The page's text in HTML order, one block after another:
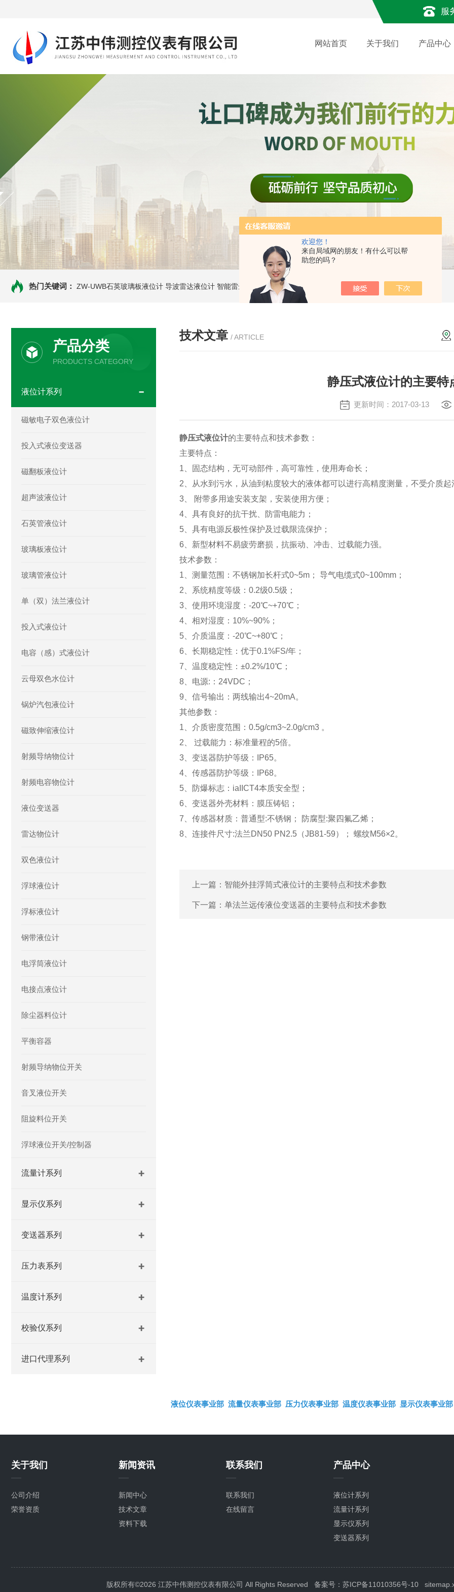
欢迎您！
来自局域网的朋友！有什么可以帮
助您的吗？
服
网站首页 关于我们 产品中心
热门关键词： ZW-UWB石英玻璃板液位计 导波雷达液位计 智能雷达液位计 ZW-B69X云母双色液水计 ZW1151W卡箍隔膜式压力变送器
产品分类
PRODUCTS CATEGORY
液位计系列
磁敏电子双色液位计
投入式液位变送器
磁翻板液位计
超声波液位计
石英管液位计
玻璃板液位计
玻璃管液位计
单（双）法兰液位计
投入式液位计
电容（感）式液位计
云母双色水位计
锅炉汽包液位计
磁致伸缩液位计
射频导纳物位计
射频电容物位计
液位变送器
雷达物位计
双色液位计
浮球液位计
浮标液位计
钢带液位计
电浮筒液位计
电接点液位计
除尘器料位计
平衡容器
射频导纳物位开关
音叉液位开关
阻旋料位开关
浮球液位开关/控制器
流量计系列
显示仪系列
变送器系列
压力表系列
温度计系列
校验仪系列
进口代理系列
技术文章 / ARTICLE
静压式液位计的主要特
更新时间：2017-03-13
静压式液位计的主要特点和技术参数：
主要特点：
1、固态结构，无可动部件，高可靠性，使用寿命长；
2、从水到污水，从油到粘度较大的液体都可以进行高精度测量，不受介
3、 附带多用途安装支架，安装使用方便；
4、具有良好的抗干扰、防雷电能力；
5、具有电源反极性保护及过载限流保护；
6、新型材料不易疲劳磨损，抗振动、冲击、过载能力强。
技术参数：
1、测量范围：不锈钢加长杆式0~5m； 导气电缆式0~100mm；
2、系统精度等级：0.2级0.5级；
3、使用环境湿度：-20℃~+70℃；
4、相对湿度：10%~90%；
5、介质温度：-20℃~+80℃；
6、长期稳定性：优于0.1%FS/年；
7、温度稳定性：±0.2%/10℃；
8、电源:：24VDC；
9、信号输出：两线输出4~20mA。
其他参数：
1、介质密度范围：0.5g/cm3~2.0g/cm3 。
2、 过载能力：标准量程的5倍。
3、变送器防护等级：IP65。
4、传感器防护等级：IP68。
5、防爆标志：iaIICT4本质安全型；
6、变送器外壳材料：膜压铸铝；
7、传感器材质：普通型:不锈钢； 防腐型:聚四氟乙烯；
8、连接件尺寸:法兰DN50 PN2.5（JB81-59）； 螺纹M56×2。
上一篇： 智能外挂浮筒式液位计的主要特点和技术参数
下一篇： 单法兰远传液位变送器的主要特点和技术参数
液位仪表事业部 流量仪表事业部 压力仪表事业部 温度仪表事业部 显示仪表事业部
关于我们
公司介绍
荣誉资质
新闻资讯
新闻中心
技术文章
资料下载
联系我们
联系我们
在线留言
产品中心
液位计系列
流量计系列
显示仪系列
变送器系列
温度计系列
校验仪系列
版权所有©2026 江苏中伟测控仪表有限公司 All Rights Reserved 备案号：苏ICP备11010356号-10